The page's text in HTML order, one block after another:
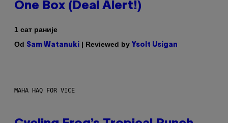
One Box (Deal Alert!)
1 сат раније
Od Sam Watanuki | Reviewed by Ysolt Usigan
MAHA HAQ FOR VICE